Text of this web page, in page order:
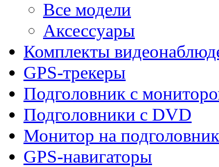
Все модели
Аксессуары
Комплекты
GPS-трекеры
Подголовник с
Подголовники с DVD
Монитор на подголовник
GPS-навигаторы